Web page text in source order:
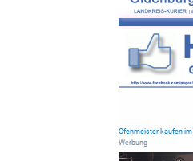
Ofenmeister kaufen im
Werbung